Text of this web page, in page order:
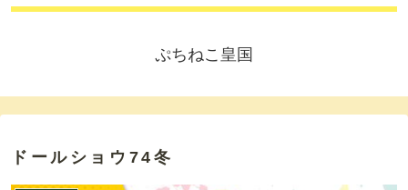
ぷちねこ皇国
ドールショウ74冬